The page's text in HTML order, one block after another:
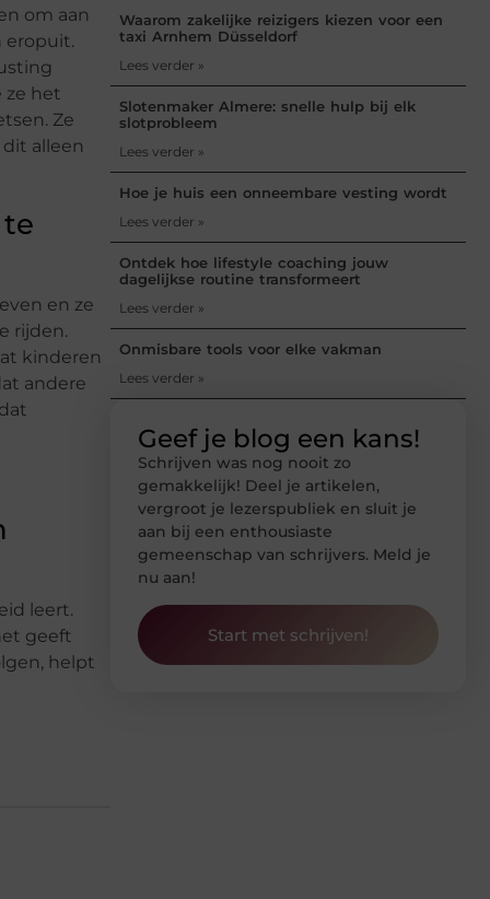
om aan
eropuit.
ze het
Ze
alleen
en ze
rijden.
kinderen
andere
leert.
geeft
helpt
Waarom zakelijke reizigers kiezen voor een
taxi Arnhem Düsseldorf
Lees verder »
Slotenmaker Almere: snelle hulp bij elk
slotprobleem
Lees verder »
Hoe je huis een onneembare vesting wordt
Lees verder »
Ontdek hoe lifestyle coaching jouw
dagelijkse routine transformeert
Lees verder »
Onmisbare tools voor elke vakman
Lees verder »
Geef je blog een kans!
Schrijven was nog nooit zo
gemakkelijk! Deel je artikelen,
vergroot je lezerspubliek en sluit je
aan bij een enthousiaste
gemeenschap van schrijvers. Meld je
nu aan!
Start met schrijven!